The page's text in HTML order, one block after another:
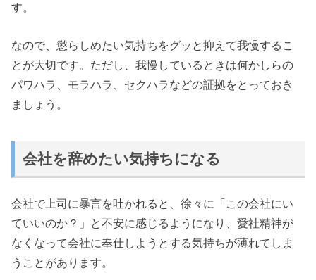
す。
なので、懲らしめたい気持ちをグッと抑えて我慢するこ
とが大切です。ただし、我慢しているときは何かしらの
パワハラ、モラハラ、セクハラなどの証拠をとっておき
ましょう。
会社を辞めたい気持ちになる
会社で上司に暴言を吐かれると、徐々に「この会社にい
ていいのか？」と不安に感じるようになり、愛社精神が
なくなって会社に奉仕しようとする気持ちが薄れてしま
うことがあります。